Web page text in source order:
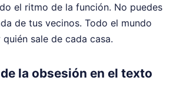
el ritmo de la función. No puedes
de tus vecinos. Todo el mundo
sale de cada casa.
la obsesión en el texto